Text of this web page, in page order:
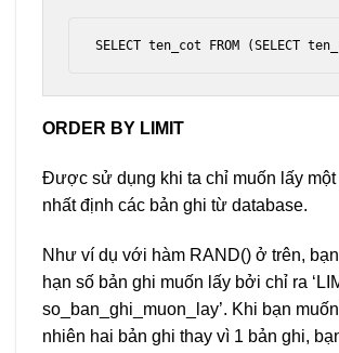
SELECT ten_cot FROM (SELECT
ORDER BY LIMIT
Được sử dụng khi ta chỉ muốn lấy
nhất định các bản ghi từ database.
Như ví dụ với hàm RAND() ở trên,
hạn số bản ghi muốn lấy bởi chỉ ra
so_ban_ghi_muon_lay’. Khi bạn
nhiên hai bản ghi thay vì 1 bản ghi,